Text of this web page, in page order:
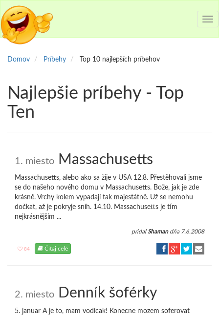
Domov Príbehy Top 10 najlepších príbehov
Najlepšie príbehy - Top
Ten
1. miesto Massachusetts
Massachusetts, alebo ako sa žije v USA 12.8. Přestěhovali jsme
se do našeho nového domu v Massachusetts. Bože, jak je zde
krásně. Vrchy kolem vypadají tak majestátně. Už se nemohu
dočkat, až je pokryje sníh. 14.10. Massachusetts je tím
nejkrásnějším ...
pridalShamandňa 7.6.2008
84 Čítaj celé
2. miesto Denník šoférky
5. januar A je to, mam vodicak! Konecne mozem soferovat